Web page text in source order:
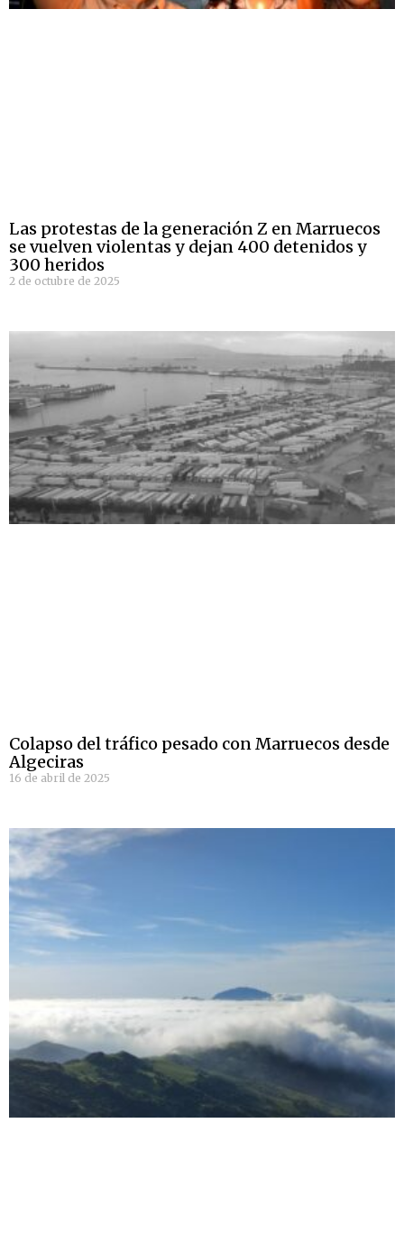
Las protestas de la generación Z en Marruecos
se vuelven violentas y dejan 400 detenidos y
300 heridos
2 de octubre de 2025
Colapso del tráfico pesado con Marruecos desde
Algeciras
16 de abril de 2025